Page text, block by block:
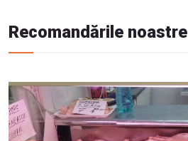
Recomandările noastre